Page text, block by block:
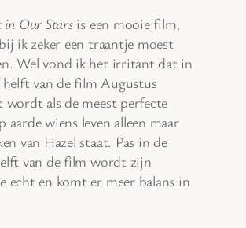
in Our Starsis een mooie film,
ik zeker een traantje moest
Wel vond ik het irritant dat in
helft van de film Augustus
wordt als de meest perfecte
aarde wiens leven alleen maar
van Hazel staat. Pas in de
van de film wordt zijn
echt en komt er meer balans in